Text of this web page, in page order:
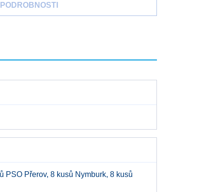
PODROBNOSTI
PSO Přerov, 8 kusů Nymburk, 8 kusů